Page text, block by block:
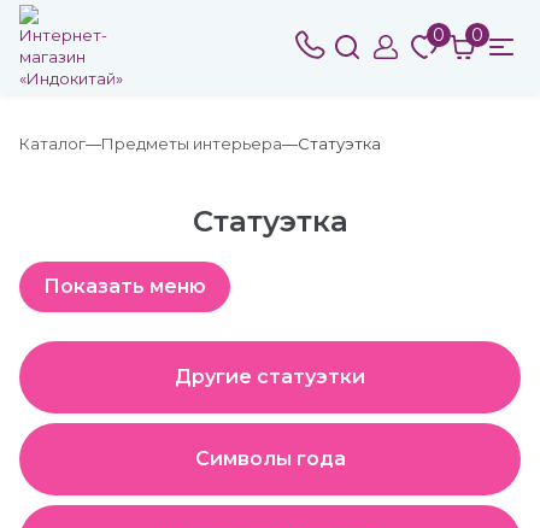
0 0
Каталог Предметы интерьера Статуэтка
Статуэтка
Другие статуэтки
Символы года